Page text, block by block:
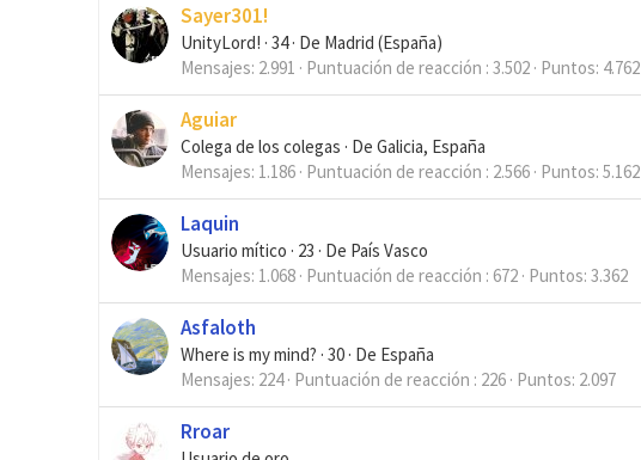
Sayer301!
UnityLord! · 34· De Madrid (España)
Mensajes 2.991 Puntuación de reacción 3.502 Puntos 4.762
Aguiar
Colega de los colegas · De Galicia, España
Mensajes 1.186 Puntuación de reacción 2.566 Puntos 5.162
Laquin
Usuario mítico · 23 · De País Vasco
Mensajes 1.068 Puntuación de reacción 672 Puntos 3.362
Asfaloth
Where is my mind? · 30 · De España
Mensajes 224 Puntuación de reacción 226 Puntos 2.097
Rroar